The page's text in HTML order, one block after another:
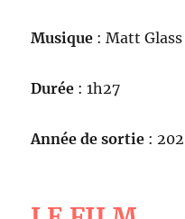
Musique : Matt
Durée : 1h27
Année de sortie :